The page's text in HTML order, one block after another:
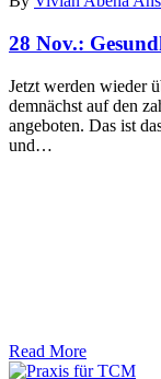
28 Nov.:
Jetzt werden wieder
demnächst auf den
angeboten. Das ist
und…
Read More